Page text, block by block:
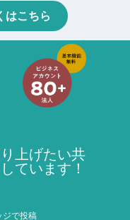
はこちら
上げたい共
ています！
で投稿